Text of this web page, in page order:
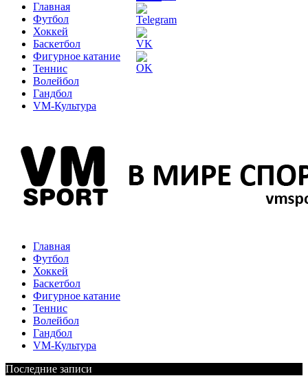
Главная
Футбол
Хоккей
Баскетбол
Фигурное катание
Теннис
Волейбол
Гандбол
VM-Культура
Главная
Футбол
Хоккей
Баскетбол
Фигурное катание
Теннис
Волейбол
Гандбол
VM-Культура
Последние записи